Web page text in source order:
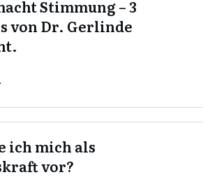
Stimmung – 3
von Dr. Gerlinde
ich mich als
vor?